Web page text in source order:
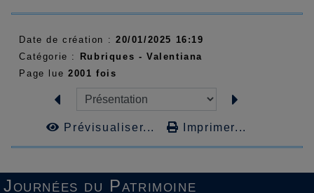
Journées du Patrimoine
Date de création : 20/01/2025 16:19
Catégorie :
Rubriques - Valentiana
Page lue 2001 fois
Prévisualiser... Imprimer...